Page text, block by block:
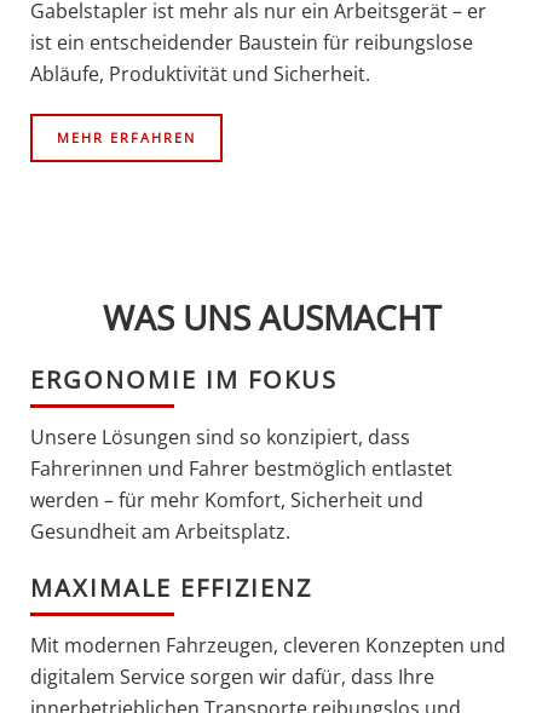
Gabelstapler ist mehr als nur ein Arbeitsgerät – er
ist ein entscheidender Baustein für reibungslose
Abläufe, Produktivität und Sicherheit.
MEHR ERFAHREN
WAS UNS AUSMACHT
ERGONOMIE IM FOKUS
Unsere Lösungen sind so konzipiert, dass
Fahrerinnen und Fahrer bestmöglich entlastet
werden – für mehr Komfort, Sicherheit und
Gesundheit am Arbeitsplatz.
MAXIMALE EFFIZIENZ
Mit modernen Fahrzeugen, cleveren Konzepten und
digitalem Service sorgen wir dafür, dass Ihre